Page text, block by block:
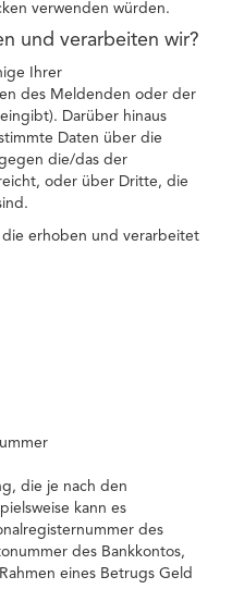
verwenden würden.
und verarbeiten wir?
Ihrer
des Meldenden oder der
Darüber hinaus
Daten über die
die/das der
oder über Dritte, die
erhoben und verarbeitet
die je nach den
kann es
des
des Bankkontos,
eines Betrugs Geld